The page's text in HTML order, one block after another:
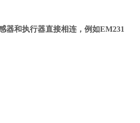
器和执行器直接相连，例如EM231